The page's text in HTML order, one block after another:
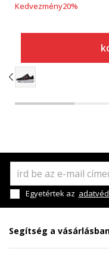
Kedvezmény20%
Egyetértek az
Segítség a